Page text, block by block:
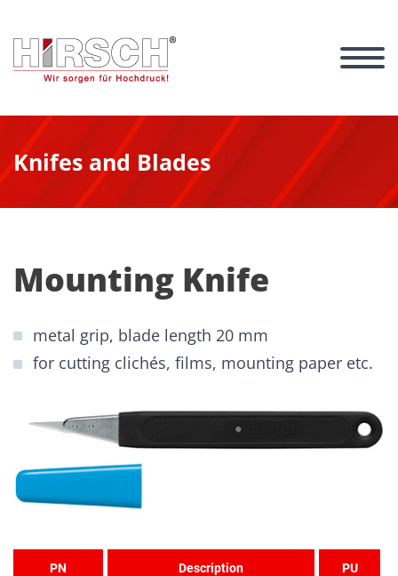
Knifes and Blades
Mounting Knife
metal grip, blade length 20 mm
for cutting clichés, films, mounting paper etc.
PN Description PU